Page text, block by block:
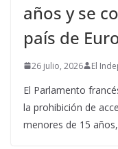
años y se
país de
26 julio, 2026 El
El Parlamento
la prohibición de
menores de 15